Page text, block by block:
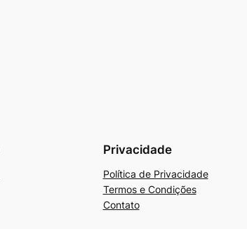
Privacidade
Política de Privacidade
Termos e Condições
Contato